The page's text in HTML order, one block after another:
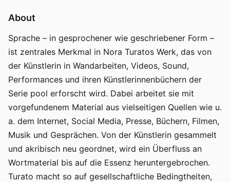
About
Sprache – in gesprochener wie geschriebener Form –
ist zentrales Merkmal in Nora Turatos Werk, das von
der Künstlerin in Wandarbeiten, Videos, Sound,
Performances und ihren Künstlerinnenbüchern der
Serie pool erforscht wird. Dabei arbeitet sie mit
vorgefundenem Material aus vielseitigen Quellen wie u.
a. dem Internet, Social Media, Presse, Büchern, Filmen,
Musik und Gesprächen. Von der Künstlerin gesammelt
und akribisch neu geordnet, wird ein Überfluss an
Wortmaterial bis auf die Essenz heruntergebrochen.
Turato macht so auf gesellschaftliche Bedingtheiten,